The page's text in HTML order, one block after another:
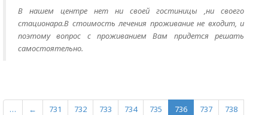
В нашем центре нет ни своей гостиницы ,ни своего
стационара.В стоимость лечения проживание не входит, и
поэтому вопрос с проживанием Вам придется решать
самостоятельно.
… ← 731 732 733 734 735 736 737
738